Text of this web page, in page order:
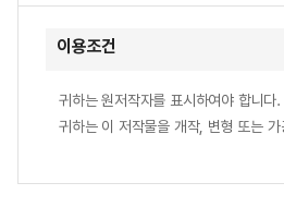
이용조건
귀하는 원저작자를 표시하여야 합니다.
귀하는 이 저작물을 개작, 변형 또는